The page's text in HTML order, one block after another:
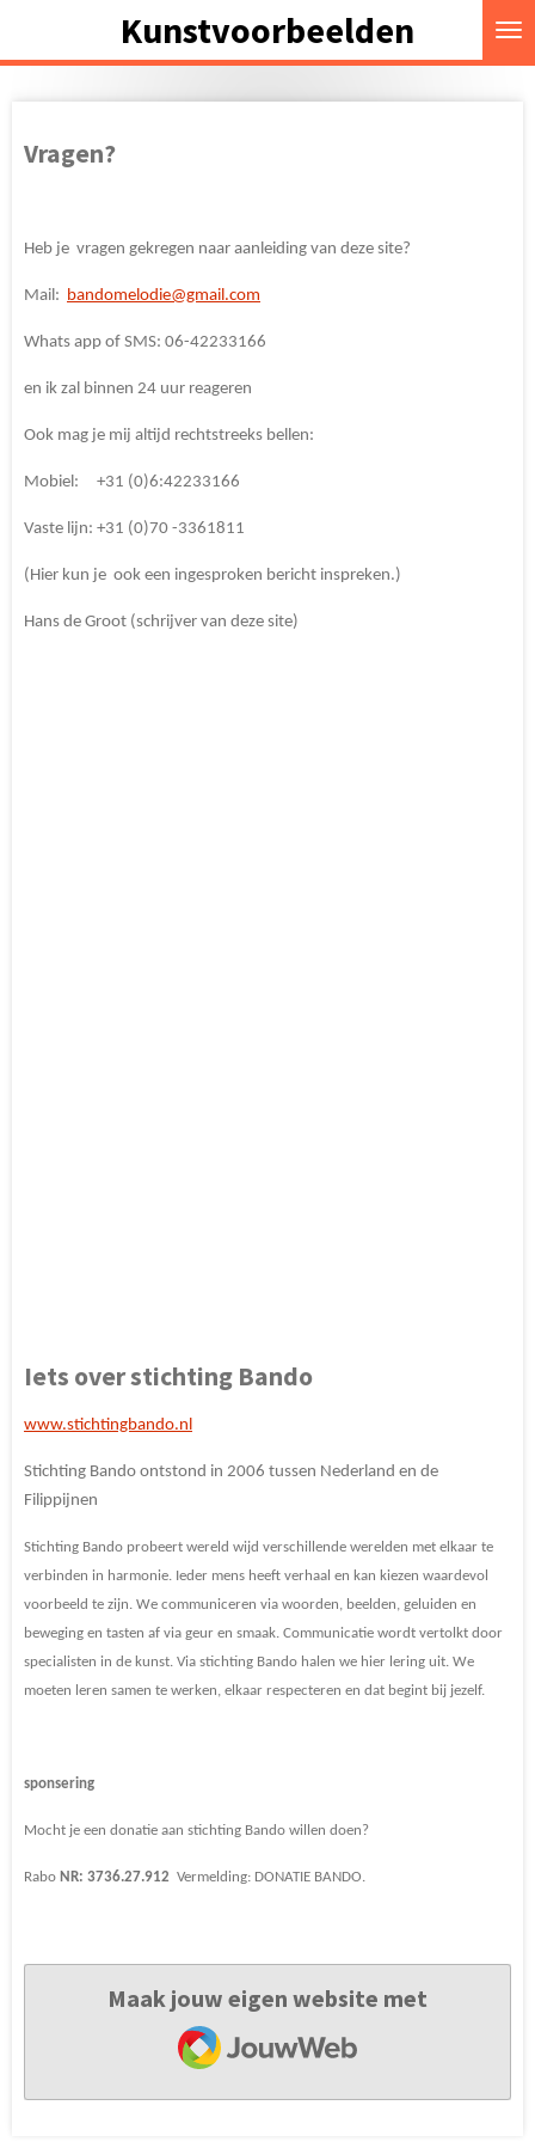
Kunstvoorbeelden
Vragen?
Heb je vragen gekregen naar aanleiding van deze site?
Mail: bandomelodie@gmail.com
Whats app of SMS: 06-42233166
en ik zal binnen 24 uur reageren
Ook mag je mij altijd rechtstreeks bellen:
Mobiel: +31 (0)6:42233166
Vaste lijn: +31 (0)70 -3361811
(Hier kun je ook een ingesproken bericht inspreken.)
Hans de Groot (schrijver van deze site)
Iets over stichting Bando
www.stichtingbando.nl
Stichting Bando ontstond in 2006 tussen Nederland en de
Filippijnen
Stichting Bando probeert wereld wijd verschillende werelden met elkaar te
verbinden in harmonie. Ieder mens heeft verhaal en kan kiezen waardevol
voorbeeld te zijn. We communiceren via woorden, beelden, geluiden en
beweging en tasten af via geur en smaak. Communicatie wordt vertolkt door
specialisten in de kunst. Via stichting Bando halen we hier lering uit. We
moeten leren samen te werken, elkaar respecteren en dat begint bij jezelf.
sponsering
Mocht je een donatie aan stichting Bando willen doen?
Rabo NR: 3736.27.912 Vermelding: DONATIE BANDO.
Maak jouw eigen website met
JouwWeb